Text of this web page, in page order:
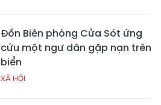
Đồn Biên phòng Cửa Sót ứng
cứu một ngư dân gặp nạn trên
biển
XÃ HỘI